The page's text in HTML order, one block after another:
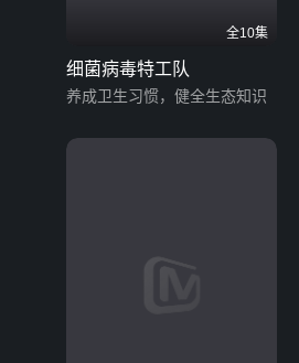
全10集
细菌病毒特工队
养成卫生习惯，健全生态知识